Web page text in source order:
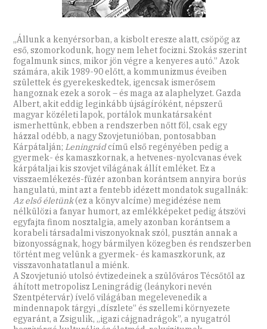
„Állunk a kenyérsorban, a kisbolt eresze alatt, csöpög az
eső, szomorkodunk, hogy nem lehet focizni. Szokás szerint
fogalmunk sincs, mikor jön végre a kenyeres autó.” Azok
számára, akik 1989-90 előtt, a kommunizmus éveiben
születtek és gyerekeskedtek, igencsak ismerősem
hangoznak ezek a sorok – és maga az alaphelyzet. Gazda
Albert, akit eddig leginkább újságíróként, népszerű
magyar közéleti lapok, portálok munkatársaként
ismerhettünk, ebben a rendszerben nőtt föl, csak egy
házzal odébb, a nagy Szovjetunióban, pontosabban
Kárpátalján; Leningrádcímű első regényében pedig a
gyermek- és kamaszkornak, a hetvenes-nyolcvanas évek
kárpátaljai kis szovjet világának állít emléket. Ez a
visszaemlékezés-füzér azonban korántsem annyira borús
hangulatú, mint azt a fentebb idézett mondatok sugallnák:
Az első életünk(ez a könyv alcíme) megidézése nem
nélkülözi a fanyar humort, az emlékképeket pedig átszövi
egyfajta finom nosztalgia, amely azonban korántsem a
korabeli társadalmi viszonyoknak szól, pusztán annak a
bizonyosságnak, hogy bármilyen közegben és rendszerben
történt meg velünk a gyermek- és kamaszkorunk, az
visszavonhatatlanul a miénk.
A Szovjetunió utolsó évtizedeinek a szülőváros Técsőtől az
áhított metropolisz Leningrádig (leánykori nevén
Szentpétervár) ívelő világában megelevenedik a
mindennapok tárgyi „díszlete” és szellemi környezete
egyaránt, a Zsigulik, „igazi cájgnadrágok”, a nyugatról